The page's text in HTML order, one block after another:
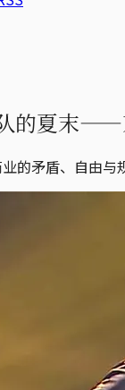
的夏末——
的矛盾、自由